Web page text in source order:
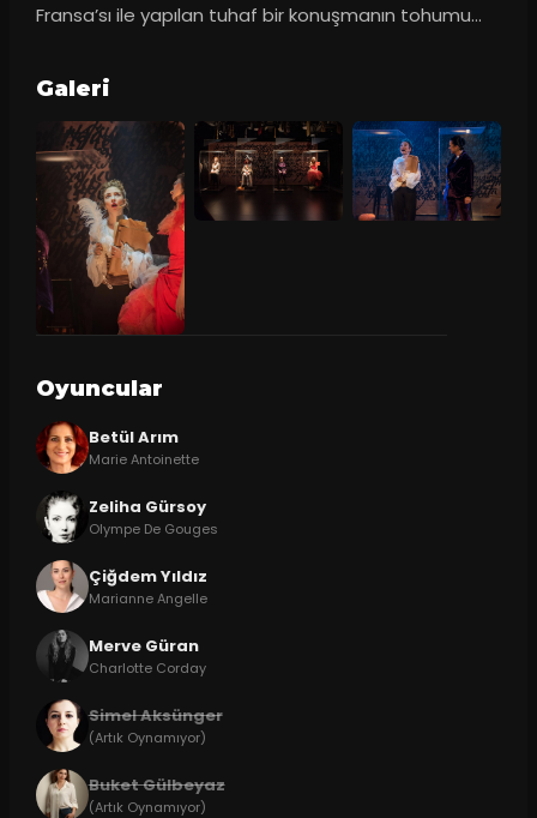
Fransa’sı ile yapılan tuhaf bir konuşmanın tohumu…
Galeri
Oyuncular
Betül Arım
Marie Antoinette
Zeliha Gürsoy
Olympe De Gouges
Çiğdem Yıldız
Marianne Angelle
Merve Güran
Charlotte Corday
Simel Aksünger
(Artık Oynamıyor)
Buket Gülbeyaz
(Artık Oynamıyor)